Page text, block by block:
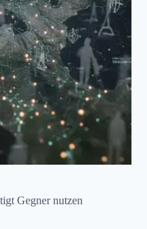
Gegner nutzen